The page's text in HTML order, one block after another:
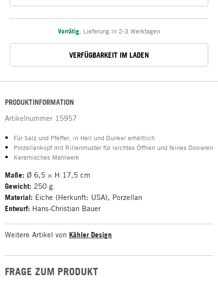
Vorrätig Lieferung in 2-3 Werktagen
VERFÜGBARKEIT IM LADEN
PRODUKTINFORMATION
Artikelnummer 15957
Für Salz und Pfeffer, in Hell und Dunkel erhältlich
Porzellankopf mit Rillenmuster für leichtes Öffnen und feines Dosieren
Keramisches Mahlwerk
Maße: Ø 6,5 × H 17,5 cm
Gewicht: 250 g
Material: Eiche (Herkunft: USA), Porzellan
Entwurf: Hans-Christian Bauer
Weitere Artikel von Kähler Design
FRAGE ZUM PRODUKT